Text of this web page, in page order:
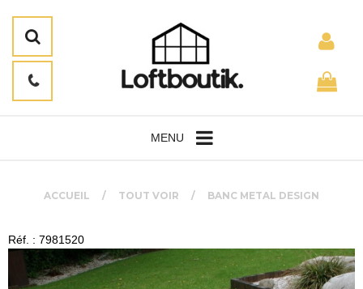
MENU
ACCUEIL TOUT VOIR BANC METAL DESIGN
Réf. : 7981520